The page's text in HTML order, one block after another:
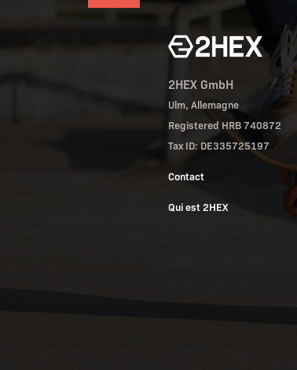
2HEX GmbH
Ulm, Allemagne
Registered HRB 740872
Tax ID: DE335725197
Contact
Qui est 2HEX